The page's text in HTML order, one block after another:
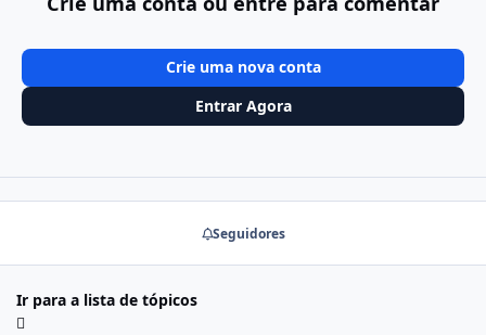
Crie uma nova conta
Entrar Agora
Seguidores
Ir para a lista de tópicos